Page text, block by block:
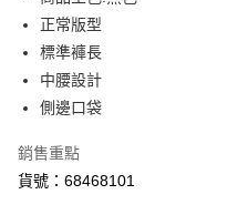
悠遊付
Google Pay
貨到付款
正常版型
標準褲長
中腰設計
側邊口袋
銷售重點
貨號：68468101